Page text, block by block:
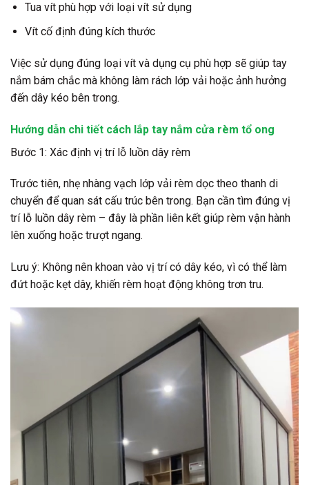
Tua vít phù hợp với loại vít sử dụng
Vít cố định đúng kích thước
Việc sử dụng đúng loại vít và dụng cụ phù hợp sẽ giúp tay
nắm bám chắc mà không làm rách lớp vải hoặc ảnh hưởng
đến dây kéo bên trong.
Hướng dẫn chi tiết cách lắp tay nắm cửa rèm tổ ong
Bước 1: Xác định vị trí lỗ luồn dây rèm
Trước tiên, nhẹ nhàng vạch lớp vải rèm dọc theo thanh di
chuyển để quan sát cấu trúc bên trong. Bạn cần tìm đúng vị
trí lỗ luồn dây rèm – đây là phần liên kết giúp rèm vận hành
lên xuống hoặc trượt ngang.
Lưu ý: Không nên khoan vào vị trí có dây kéo, vì có thể làm
đứt hoặc kẹt dây, khiến rèm hoạt động không trơn tru.